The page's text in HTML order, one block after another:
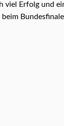
viel Erfolg und